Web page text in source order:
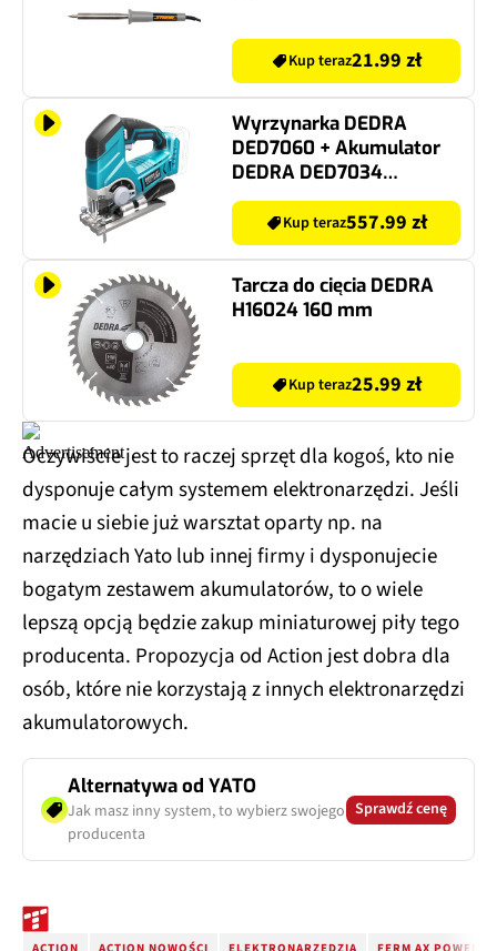
Kup teraz21.99 zł
Wyrzynarka DEDRA
DED7060 + Akumulator
DEDRA DED7034
SAS+ALL 4Ah 18V +
Ładowarka DEDRA
DED7038 SAS+ALL
Kup teraz557.99 zł
Tarcza do cięcia DEDRA
H16024 160 mm
Kup teraz25.99 zł
Oczywiście jest to raczej sprzęt dla kogoś, kto nie
dysponuje całym systemem elektronarzędzi. Jeśli
macie u siebie już warsztat oparty np. na
narzędziach Yato lub innej firmy i dysponujecie
bogatym zestawem akumulatorów, to o wiele
lepszą opcją będzie zakup miniaturowej piły tego
producenta. Propozycja od Action jest dobra dla
osób, które nie korzystają z innych elektronarzędzi
akumulatorowych.
Alternatywa od YATO
Jak masz inny system, to wybierz swojego
producenta
Sprawdź cenę
ACTION ACTION NOWOŚCI ELEKTRONARZĘDZIA FERM AX POWER